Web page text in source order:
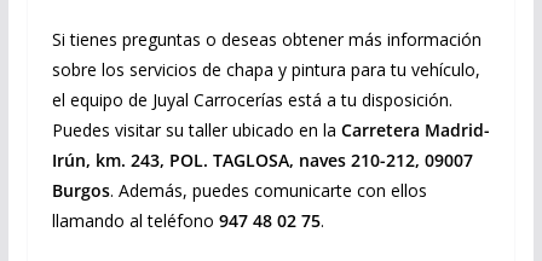
Si tienes preguntas o deseas obtener más información
sobre los servicios de chapa y pintura para tu vehículo,
el equipo de Juyal Carrocerías está a tu disposición.
Puedes visitar su taller ubicado en la Carretera Madrid-
Irún, km. 243, POL. TAGLOSA, naves 210-212, 09007
Burgos. Además, puedes comunicarte con ellos
llamando al teléfono 947 48 02 75.